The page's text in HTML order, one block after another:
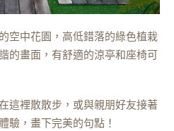
空中花園，高低錯落的綠色植栽
的畫面，有舒適的涼亭和座椅可
這裡散散步，或與親朋好友接著
驗，畫下完美的句點！